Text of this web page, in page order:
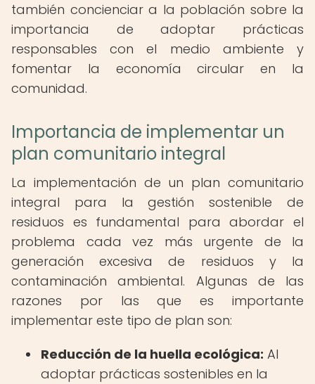
también concienciar a la población sobre la
importancia de adoptar prácticas
responsables con el medio ambiente y
fomentar la economía circular en la
comunidad.
Importancia de implementar un
plan comunitario integral
La implementación de un plan comunitario
integral para la gestión sostenible de
residuos es fundamental para abordar el
problema cada vez más urgente de la
generación excesiva de residuos y la
contaminación ambiental. Algunas de las
razones por las que es importante
implementar este tipo de plan son:
Reducción de la huella ecológica: Al
adoptar prácticas sostenibles en la